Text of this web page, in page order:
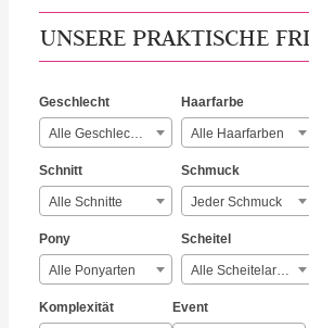
UNSERE PRAKTISCHE
Geschlecht
Alle Geschlechter
Haarfarbe
Alle Haarfarben
Schnitt
Alle Schnitte
Schmuck
Jeder Schmuck
Pony
Alle Ponyarten
Scheitel
Alle Scheitelarten
Komplexität Event